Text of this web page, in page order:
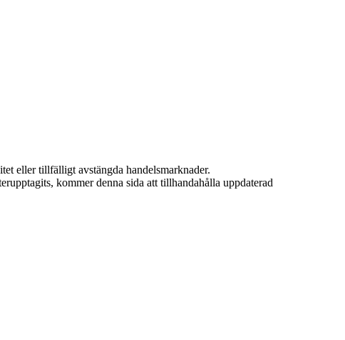
eller tillfälligt avstängda handelsmarknader.
kommer denna sida att tillhandahålla uppdaterad